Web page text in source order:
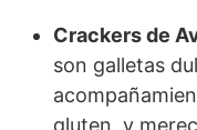
Crackers de
son galletas
gluten, y